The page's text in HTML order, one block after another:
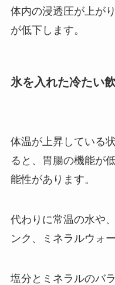
体内の浸透圧が上が
が低下します。
氷を入れた冷たい
体温が上昇している
ると、胃腸の機能が
能性があります。
代わりに常温の水や
ンク、ミネラルウォ
塩分とミネラルのバ